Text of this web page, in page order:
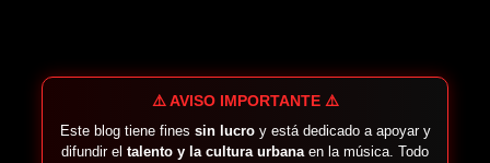
⚠️ AVISO IMPORTANTE ⚠️
Este blog tiene fines sin lucroy está dedicado a apoyar y
difundir el talento y la cultura urbanaen la música. Todo